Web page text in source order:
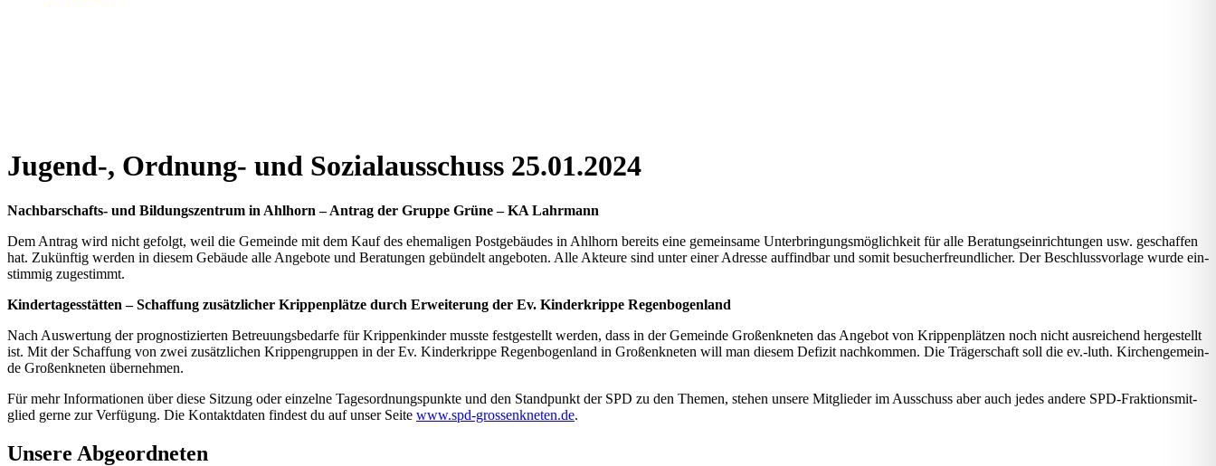
Jugend‑, Ord­nung- und Sozi­al­aus­schuss 25.01.2024
Nach­bar­schafts- und Bil­dungs­zen­trum in Ahl­horn – Antrag der Grup­pe Grü­ne – KA Lahr­mann
Dem Antrag wird nicht gefolgt, weil die Gemein­de mit dem Kauf des ehe­ma­li­gen Post­ge­bäu­des in Ahl­horn bereits eine gemein­sa­me Unter­brin­gungs­mög­lich­keit für alle Bera­tungs­ein­rich­tun­gen usw. geschaf­fen
hat. Zukünf­tig wer­den in die­sem Gebäu­de alle Ange­bo­te und Bera­tun­gen gebün­delt ange­bo­ten. Alle Akteu­re sind unter einer Adres­se auf­find­bar und somit besu­cher­freund­li­cher. Der Beschluss­vor­la­ge wur­de ein­
stim­mig zuge­stimmt.
Kin­der­ta­ges­stät­ten – Schaf­fung zusätz­li­cher Krip­pen­plät­ze durch Erwei­te­rung der Ev. Kin­der­krip­pe Regen­bo­gen­land
Nach Aus­wer­tung der pro­gnos­ti­zier­ten Betreu­ungs­be­dar­fe für Krip­pen­kin­der muss­te fest­ge­stellt wer­den, dass in der Gemein­de Groß­enkne­ten das Ange­bot von Krip­pen­plät­zen noch nicht aus­rei­chend her­ge­stellt
ist. Mit der Schaf­fung von zwei zusätz­li­chen Krip­pen­grup­pen in der Ev. Kin­der­krip­pe Regen­bo­gen­land in Groß­enkne­ten will man die­sem Defi­zit nach­kom­men. Die Trä­ger­schaft soll die ev.-luth. Kir­chen­ge­mein­
de Groß­enkne­ten über­neh­men.
Für mehr Infor­ma­tio­nen über die­se Sit­zung oder ein­zel­ne Tages­ord­nungs­punk­te und den Stand­punkt der SPD zu den The­men, ste­hen unse­re Mit­glie­der im Aus­schuss aber auch jedes ande­re SPD-Frak­ti­ons­mit­
glied ger­ne zur Ver­fü­gung. Die Kon­takt­da­ten fin­dest du auf unser Sei­te www.spd-grossenkneten.de.
Unse­re Abge­ord­ne­ten